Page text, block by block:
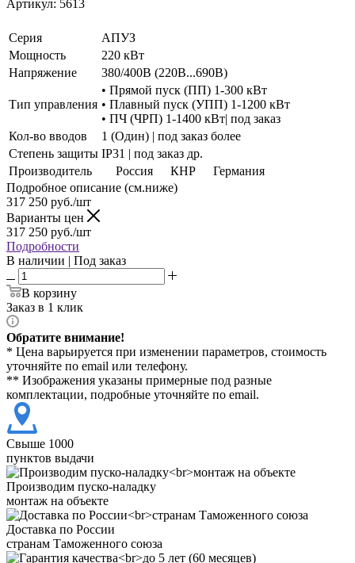
Артикул: 5613
Серия
АПУЗ
Мощность
220 кВт
Напряжение
380/400В (220В...690В)
Тип управления
• Прямой пуск (ПП) 1-300 кВт
• Плавный пуск (УПП) 1-1200 кВт
• ПЧ (ЧРП) 1-1400 кВт| под заказ
Кол-во вводов
1 (Один) | под заказ более
Степень защиты IP31 | под заказ др.
Производитель
Россия КНР
Германия
Подробное описание (см.ниже)
317 250 руб./шт
Варианты цен
317 250 руб./шт
Подробности
В наличии | Под заказ
В корзину
Заказ в 1 клик
Обратите внимание!
* Цена варьируется при изменении параметров, стоимость
уточняйте по email или телефону.
** Изображения указаны примерные под разные
комплектации, подробные уточняйте по email.
Свыше 1000
пунктов выдачи
Производим пуско-наладку
монтаж на объекте
Доставка по России
странам Таможенного союза